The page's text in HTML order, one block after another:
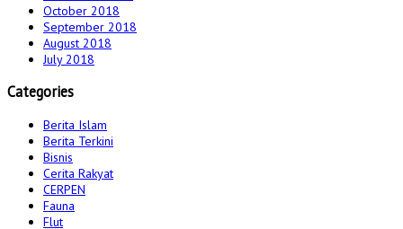
October 2018
September 2018
August 2018
July 2018
Categories
Berita Islam
Berita Terkini
Bisnis
Cerita Rakyat
CERPEN
Fauna
Flut